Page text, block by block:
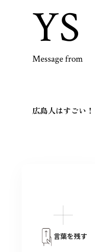
YS
Message from
広島人はすごい！
言葉を残す